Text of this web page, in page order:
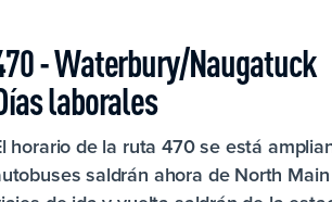
- Waterbury/Naugatuck
laborales
horario de la ruta 470 se está
saldrán ahora de North